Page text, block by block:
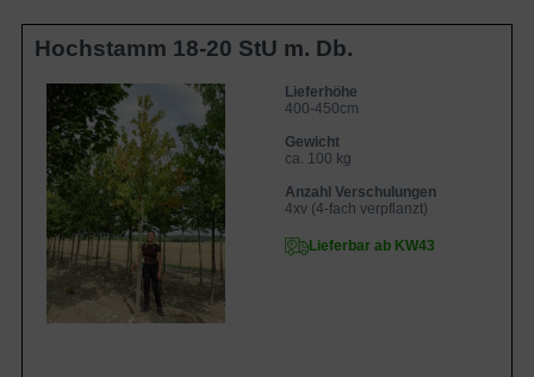
Hochstamm 18-20 StU m. Db.
Lieferhöhe
400-450cm
Gewicht
ca. 100 kg
Anzahl Verschulungen
4xv (4-fach verpflanzt)
Lieferbar ab KW43